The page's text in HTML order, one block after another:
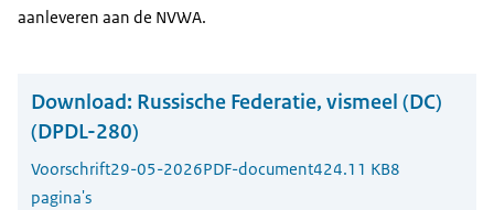
aanleveren aan de NVWA.
Download: Russische Federatie, vismeel (DC)
(DPDL-280)
Voorschrift29-05-2026PDF-document424.11 KB8
pagina's